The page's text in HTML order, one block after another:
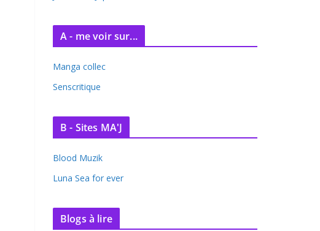
A - me voir sur...
Manga collec
Senscritique
B - Sites MA'J
Blood Muzik
Luna Sea for ever
Blogs à lire